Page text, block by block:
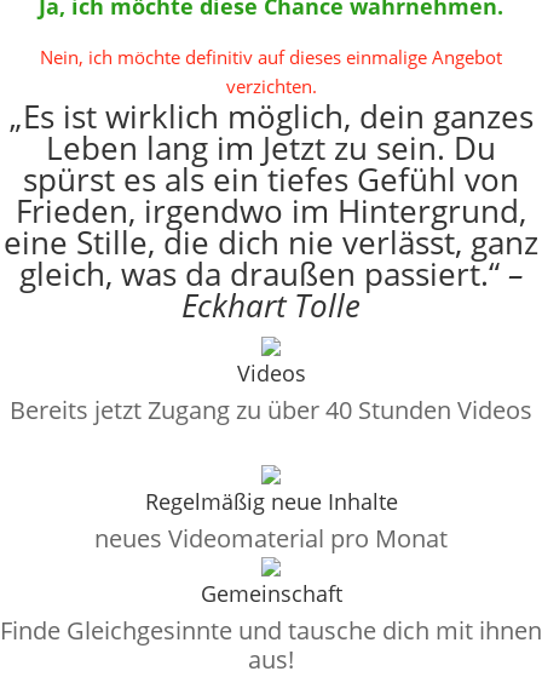
Ja, ich möchte diese Chance wahrnehmen.
Nein, ich möchte definitiv auf dieses einmalige Angebot
verzichten.
„Es ist wirklich möglich, dein ganzes
Leben lang im Jetzt zu sein. Du
spürst es als ein tiefes Gefühl von
Frieden, irgendwo im Hintergrund,
eine Stille, die dich nie verlässt, ganz
gleich, was da draußen passiert.“–
Eckhart Tolle
Videos
Bereits jetzt Zugang zu über 40 Stunden Videos
Regelmäßig neue Inhalte
neues Videomaterial pro Monat
Gemeinschaft
Finde Gleichgesinnte und tausche dich mit ihnen
aus!